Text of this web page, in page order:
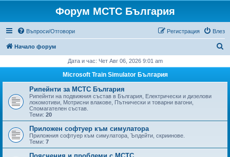
Форум МСТС България
Въпроси/Отговори Влез
Регистрация
Начало форум
с
е
Дата и час: Чет Авг 06, 2026 9:01 am
Microsoft Train Simulator България
Рипейнти за МСТС България
Рипейнти на подвижния състав в България, Електрически и дизелови
локомотиви, Мотрисни влакове, Пътнически и товарни вагони,
Спомагателен състав.
Теми: 20
Приложен софтуер към симулатора
Приложния софтуер към симулатора, Ъпдейти, скриинове.
Теми: 7